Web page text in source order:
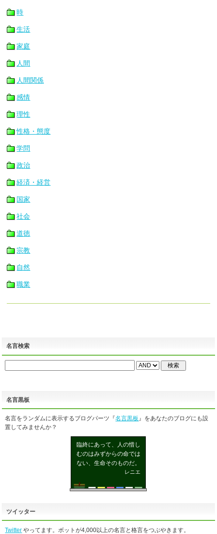
時
生活
家庭
人間
人間関係
感情
理性
性格・態度
学問
政治
経済・経営
国家
社会
道徳
宗教
自然
職業
名言検索
名言黒板
名言をランダムに表示するブログパーツ『名言黒板 』をあなたのブログにも設
置してみませんか？
臨終にあって、人の惜し
むのはみずからの命では
ない、生命そのものだ。
レニエ
ツイッター
Twitter やってます。ボットが4,000以上の名言と格言をつぶやきます。